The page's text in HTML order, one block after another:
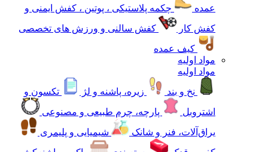
عمده
چکمه پلاستیکی ، پوتین ، کفش ایمنی و
کفش کار
کفش سالنی و ورزش های تخصصی
کیف عمده
مواد اولیه
مواد اولیه
نخ و بند
زیره، پاشنه و لژ
تکسون و
اشتروبل
پارچه، چرم طبیعی و مصنوعی
یراق‌آلات، فنر و شانک
شیمیایی و پلیمری